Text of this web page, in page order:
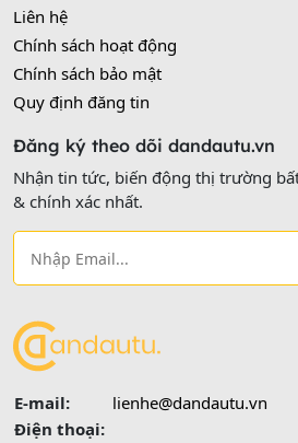
Liên hệ
Chính sách hoạt động
Chính sách bảo mật
Quy định đăng tin
Đăng ký theo dõi dandautu.vn
Nhận tin tức, biến động thị trường
& chính xác nhất.
E-mail:
lienhe@dandautu.vn
Điện thoại: